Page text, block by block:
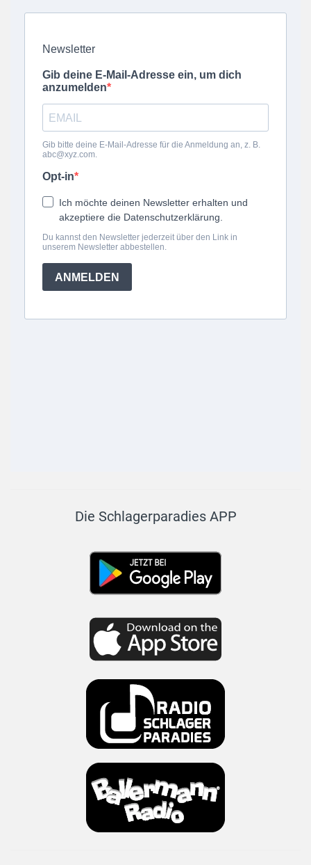
Die Schlagerparadies APP